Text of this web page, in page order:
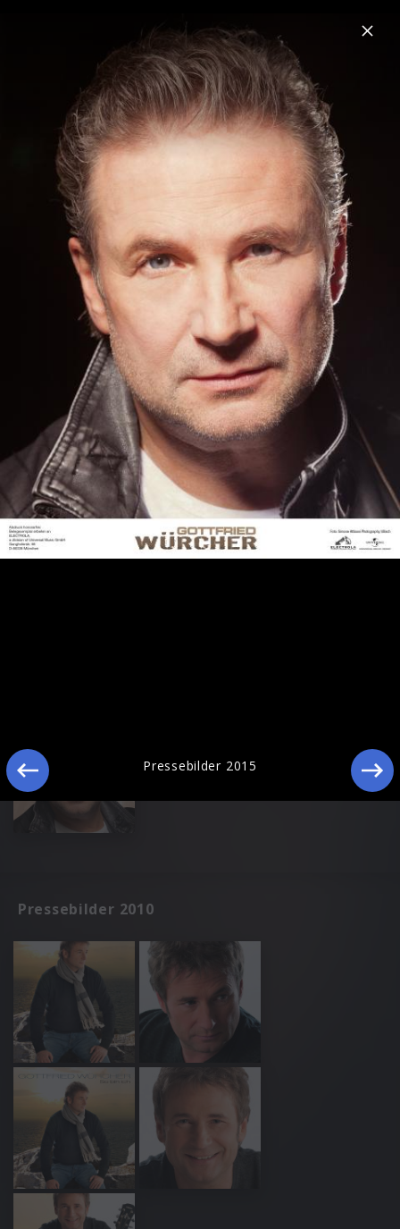
Menu
Gottfried Würcher
Home News Musik Videos Fotos Biografie
Pressefotos 2015
Pressebilder 2015
Pressebilder 2010
Pressebilder 2015